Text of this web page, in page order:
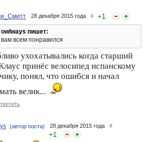
28 декабря 2015 года # +1
owlways пишет:
вам всем понравился
ухохатывались когда старший
принёс велосипед испанскому
понял, что ошибся и начал
велик...
(автор поста) 28 декабря 2015 года #
+1